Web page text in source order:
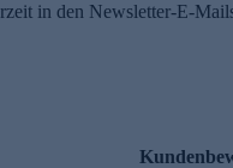
in den Newsletter-E-